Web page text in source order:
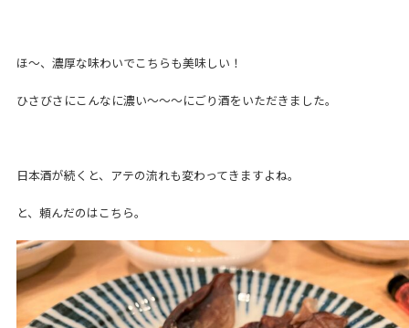
ほ～、濃厚な味わいでこちらも美味しい！
ひさびさにこんなに濃い～～～にごり酒をいただきました。
日本酒が続くと、アテの流れも変わってきますよね。
と、頼んだのはこちら。